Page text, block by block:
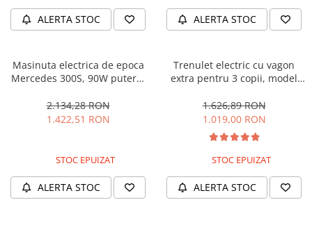
ALERTA STOC ALERTA STOC
Masinuta electrica de epoca
Mercedes 300S, 90W putere,
2.134,28 RON
1.422,51 RON
STOC EPUIZAT
ALERTA STOC
Trenulet electric cu vagon
extra pentru 3 copii, model
music player, albastru
1.626,89 RON
1.019,00 RON
STOC EPUIZAT
ALERTA STOC